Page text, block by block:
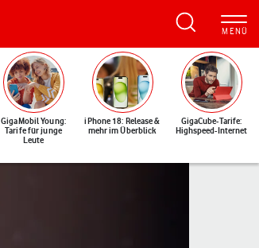
GigaMobil Young:
Tarife für junge
Leute
iPhone 18: Release &
mehr im Überblick
GigaCube-Tarife:
Highspeed-Internet